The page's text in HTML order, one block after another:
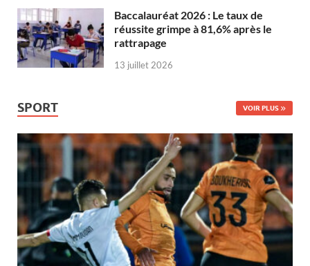
Baccalauréat 2026 : Le taux de
réussite grimpe à 81,6% après le
rattrapage
13 juillet 2026
SPORT VOIR PLUS